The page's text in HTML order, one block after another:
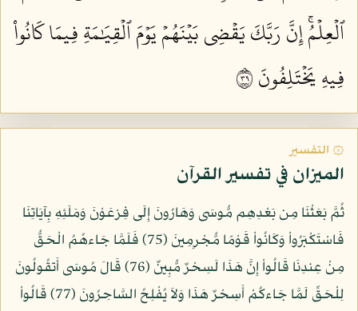
ٱلۡعِلۡمُۚ إِنَّ رَبَّكَ يَقۡضِي بَيۡنَهُمۡ يَوۡمَ ٱلۡقِيَٰمَةِ فِيمَا كَانُواْ
فِيهِ يَخۡتَلِفُونَ ٩٣
۞ التفسير
الميزان في تفسير القرآن
ثُمَّ بَعَثْنَا مِن بَعْدِهِم مُّوسَى وَهَارُونَ إِلَى فِرْعَوْنَ وَمَلَئِهِ بِآيَاتِنَا
فَاسْتَكْبَرُواْ وَكَانُواْ قَوْمًا مُّجْرِمِينَ (75) فَلَمَّا جَاءهُمُ الْحَقُّ
مِنْ عِندِنَا قَالُواْ إِنَّ هَذَا لَسِحْرٌ مُّبِينٌ (76) قَالَ مُوسَى أَتقُولُونَ
لِلْحَقِّ لَمَّا جَاءكُمْ أَسِحْرٌ هَذَا وَلاَ يُفْلِحُ السَّاحِرُونَ (77) قَالُواْ